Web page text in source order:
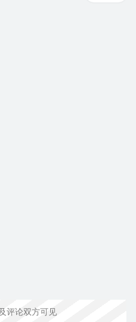
评论双方可见